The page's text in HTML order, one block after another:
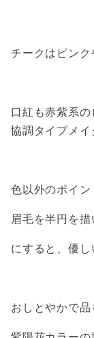
チークはピンク
口紅も赤紫系
協調タイプメイ
色以外のポイン
眉毛を半円を描
にすると、優し
おしとやかで品